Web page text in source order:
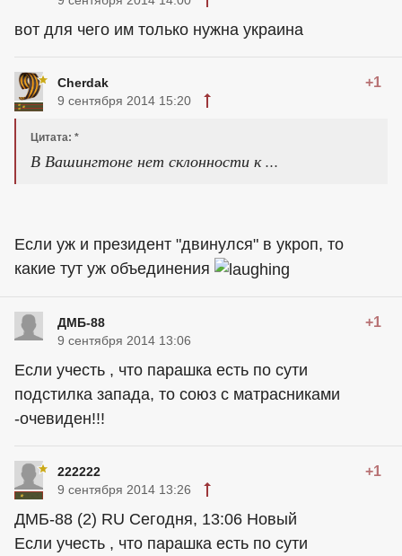
вот для чего им только нужна украина
Cherdak +1
9 сентября 2014 15:20
Цитата: *
В Вашингтоне нет склонности к ...
Если уж и президент "двинулся" в укроп, то
какие тут уж объединения
ДМБ-88 +1
9 сентября 2014 13:06
Если учесть , что парашка есть по сути
подстилка запада, то союз с матрасниками
-очевиден!!!
222222 +1
9 сентября 2014 13:26
ДМБ-88 (2) RU Сегодня, 13:06 Новый
Если учесть , что парашка есть по сути